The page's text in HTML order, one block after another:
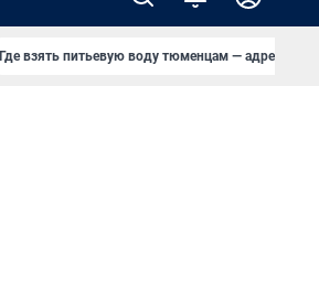
Где взять питьевую воду тюменцам — адреса